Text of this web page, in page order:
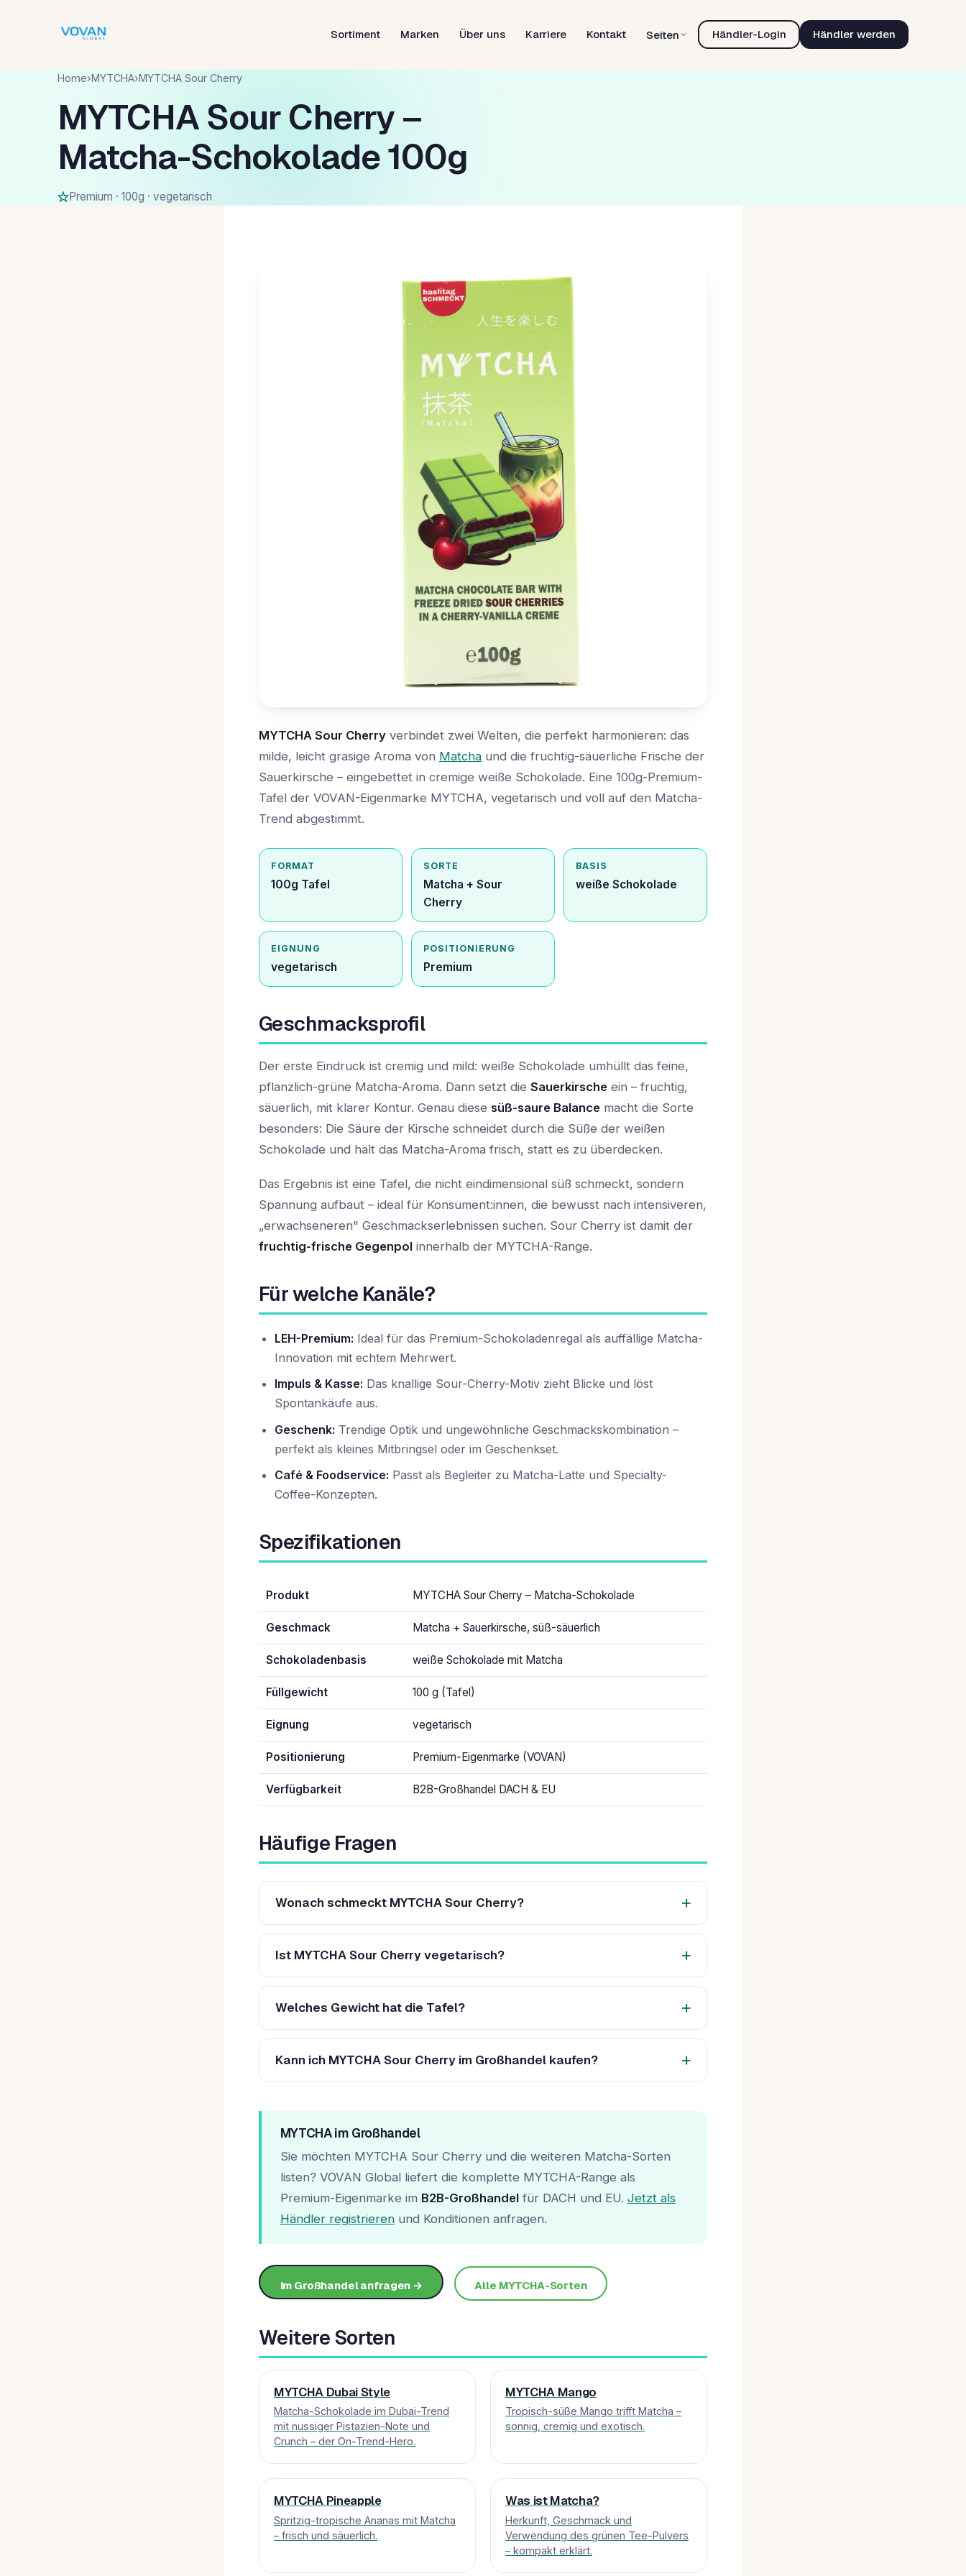
Sortiment Marken Über uns Karriere Kontakt Seiten Händler-Login Händler werden
Home›MYTCHA›MYTCHA Sour Cherry
MYTCHA Sour Cherry –
Matcha-Schokolade 100g
Premium · 100g · vegetarisch
MYTCHA Sour Cherry verbindet zwei Welten, die perfekt harmonieren: das
milde, leicht grasige Aroma von Matcha und die fruchtig-säuerliche Frische der
Sauerkirsche – eingebettet in cremige weiße Schokolade. Eine 100g-Premium-
Tafel der VOVAN-Eigenmarke MYTCHA, vegetarisch und voll auf den Matcha-
Trend abgestimmt.
FORMAT
100g Tafel
SORTE
Matcha + Sour
Cherry
BASIS
weiße Schokolade
EIGNUNG
vegetarisch
POSITIONIERUNG
Premium
Geschmacksprofil
Der erste Eindruck ist cremig und mild: weiße Schokolade umhüllt das feine,
pflanzlich-grüne Matcha-Aroma. Dann setzt die Sauerkirsche ein – fruchtig,
säuerlich, mit klarer Kontur. Genau diese süß-saure Balance macht die Sorte
besonders: Die Säure der Kirsche schneidet durch die Süße der weißen
Schokolade und hält das Matcha-Aroma frisch, statt es zu überdecken.
Das Ergebnis ist eine Tafel, die nicht eindimensional süß schmeckt, sondern
Spannung aufbaut – ideal für Konsument:innen, die bewusst nach intensiveren,
„erwachseneren" Geschmackserlebnissen suchen. Sour Cherry ist damit der
fruchtig-frische Gegenpol innerhalb der MYTCHA-Range.
Für welche Kanäle?
LEH-Premium: Ideal für das Premium-Schokoladenregal als auffällige Matcha-
Innovation mit echtem Mehrwert.
Impuls & Kasse: Das knallige Sour-Cherry-Motiv zieht Blicke und löst
Spontankäufe aus.
Geschenk: Trendige Optik und ungewöhnliche Geschmackskombination –
perfekt als kleines Mitbringsel oder im Geschenkset.
Café & Foodservice: Passt als Begleiter zu Matcha-Latte und Specialty-
Coffee-Konzepten.
Spezifikationen
Produkt MYTCHA Sour Cherry – Matcha-Schokolade
Geschmack Matcha + Sauerkirsche, süß-säuerlich
Schokoladenbasis weiße Schokolade mit Matcha
Füllgewicht 100 g (Tafel)
Eignung vegetarisch
Positionierung Premium-Eigenmarke (VOVAN)
Verfügbarkeit B2B-Großhandel DACH & EU
Häufige Fragen
Wonach schmeckt MYTCHA Sour Cherry?
Ist MYTCHA Sour Cherry vegetarisch?
Welches Gewicht hat die Tafel?
Kann ich MYTCHA Sour Cherry im Großhandel kaufen?
MYTCHA im Großhandel
Sie möchten MYTCHA Sour Cherry und die weiteren Matcha-Sorten
listen? VOVAN Global liefert die komplette MYTCHA-Range als
Premium-Eigenmarke im B2B-Großhandelfür DACH und EU. Jetzt als
Händler registrierenund Konditionen anfragen.
Im Großhandel anfragen → Alle MYTCHA-Sorten
Weitere Sorten
MYTCHA Dubai Style
Matcha-Schokolade im Dubai-Trend
mit nussiger Pistazien-Note und
Crunch – der On-Trend-Hero.
MYTCHA Mango
Tropisch-süße Mango trifft Matcha –
sonnig, cremig und exotisch.
MYTCHA Pineapple
Spritzig-tropische Ananas mit Matcha
– frisch und säuerlich.
Was ist Matcha?
Herkunft, Geschmack und
Verwendung des grünen Tee-Pulvers
– kompakt erklärt.